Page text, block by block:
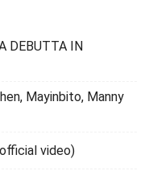
DEBUTTA IN
Mayinbito, Manny
video)